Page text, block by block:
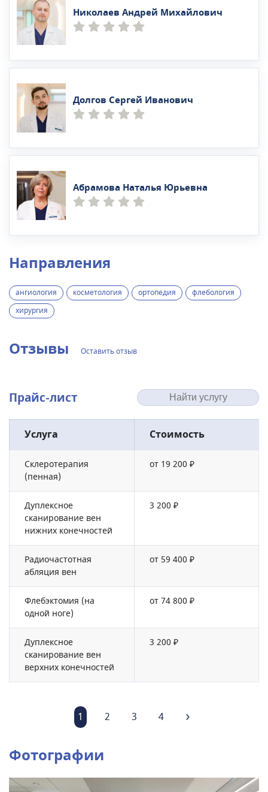
Николаев Андрей Михайлович
Долгов Сергей Иванович
Абрамова Наталья Юрьевна
Направления
ангиология косметология ортопедия
флебология
хирургия
Отзывы Оставить отзыв
Прайс-лист
Услуга Стоимость
Склеротерапия
(пенная)
от 19 200 ₽
Дуплексное
сканирование вен
нижних конечностей
3 200 ₽
Радиочастотная
абляция вен
от 59 400 ₽
Флебэктомия (на
одной ноге)
от 74 800 ₽
Дуплексное
сканирование вен
верхних конечностей
3 200 ₽
1 2 3 4
Фотографии